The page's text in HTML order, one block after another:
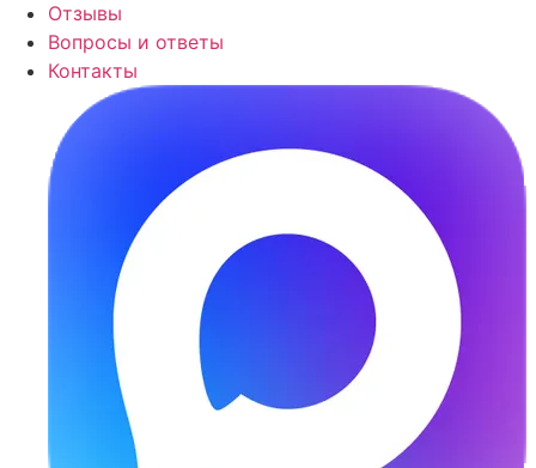
Отзывы
Вопросы и ответы
Контакты